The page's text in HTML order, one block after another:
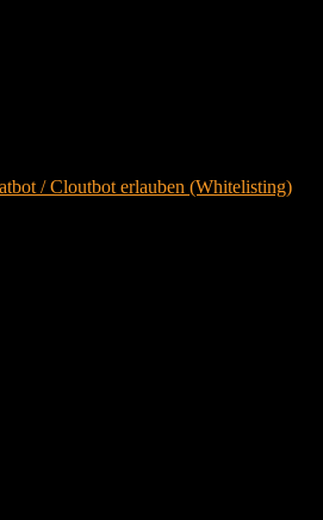
/ Cloutbot erlauben (Whitelisting)